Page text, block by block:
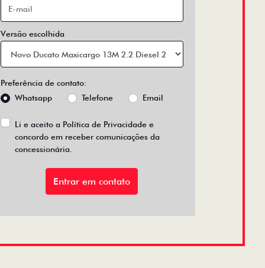
Versão escolhida
Preferência de contato:
Whatsapp
Telefone Email
Li e aceito a Política de Privacidadee
concordo em receber comunicações da
concessionária.
Entrar em contato